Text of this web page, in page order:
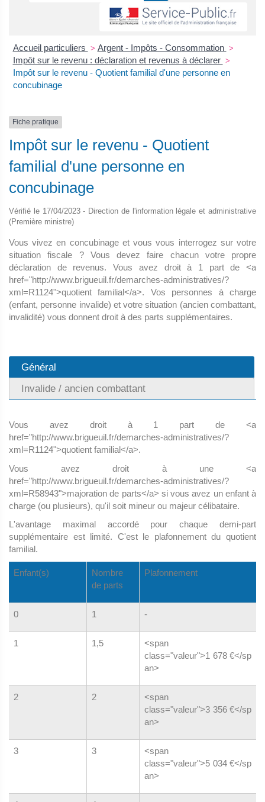
Accueil particuliers > Argent - Impôts - Consommation >
Impôt sur le revenu : déclaration et revenus à déclarer >
Impôt sur le revenu - Quotient familial d'une personne en
concubinage
Fiche pratique
Impôt sur le revenu - Quotient
familial d'une personne en
concubinage
Vérifié le 17/04/2023 - Direction de l'information légale et administrative
(Première ministre)
Vous vivez en concubinage et vous vous interrogez sur votre
situation fiscale ? Vous devez faire chacun votre propre
déclaration de revenus. Vous avez droit à 1 part de <a
href="http://www.brigueuil.fr/demarches-administratives/?
xml=R1124">quotient familial</a>. Vos personnes à charge
(enfant, personne invalide) et votre situation (ancien combattant,
invalidité) vous donnent droit à des parts supplémentaires.
Général
Invalide / ancien combattant
Vous avez droit à 1 part de <a
href="http://www.brigueuil.fr/demarches-administratives/?
xml=R1124">quotient familial</a>.
Vous avez droit à une <a
href="http://www.brigueuil.fr/demarches-administratives/?
xml=R58943">majoration de parts</a> si vous avez un enfant à
charge (ou plusieurs), qu'il soit mineur ou majeur célibataire.
L'avantage maximal accordé pour chaque demi-part
supplémentaire est limité. C'est le plafonnement du quotient
familial.
Enfant(s)
Nombre
de parts
Plafonnement
0 1 -
1 1,5
<span
class="valeur">1 678 €</sp
an>
2 2
<span
class="valeur">3 356 €</sp
an>
3 3
<span
class="valeur">5 034 €</sp
an>